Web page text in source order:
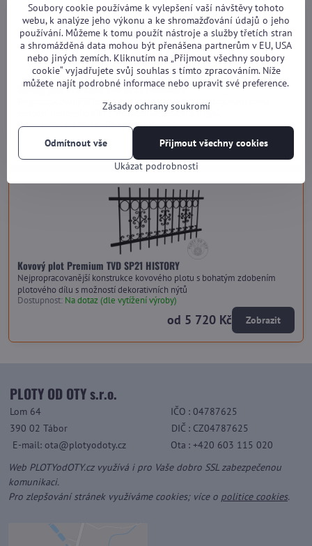
Kovový plot Premium TVD SP21 HARMONY
Nejpropracovanější konstrukce kovového plotu s pokročilými prvky
zdobení plotového dílu s možností dekorativních nýtů
Dostupnost:Na dotaz (dle vytížení výroby)
od 4 090 Kč Zobrazit
Kovový plot Premium TVD SP21 HISTORY
Nejpropracovanější konstrukce kovového plotu s bohatým zdobením
plotového dílu s možností dekorativních nýtů
Dostupnost: Na dotaz (dle vytížení výroby)
od 5 720 Kč Zobrazit
PLOTY OD OTY s.r.o.
Lom 64 IČO : 04787625
390 02 Tábor
DIČ : CZ04787625
E-mail: ota@plotyodoty.cz
Ota : +420 603 115 020
Web PLOTYodOTY.cz využívá i pro Vaše dobro SSL zabezpečenou
komunikaci.
Pro zlepšování stránek využíváme cookies; více o politice cookies.
Soubory cookie používáme k vylepšení vaší návštěvy tohoto
webu, k analýze jeho výkonu a ke shromažďování údajů o jeho
používání. Můžeme k tomu použít nástroje a služby třetích stran
a shromážděná data mohou být přenášena partnerům v EU, USA
nebo jiných zemích. Kliknutím na „Přijmout všechny soubory
cookie“ vyjadřujete svůj souhlas s tímto zpracováním. Níže
můžete najít podrobné informace nebo upravit své preference.
Zásady ochrany soukromí
Ukázat podrobnosti
Přijmout všechny cookies
Odmítnout vše